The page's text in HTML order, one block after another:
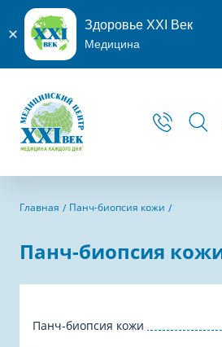
Здоровье XXI Век
Медицина
Главная Панч-биопсия кожи
Панч-биопсия
Панч-биопсия кожи